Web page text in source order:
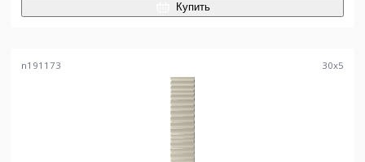
Купить
n191173 30x5